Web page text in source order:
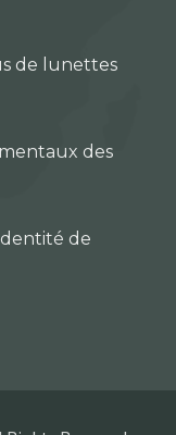
de lunettes
des
de